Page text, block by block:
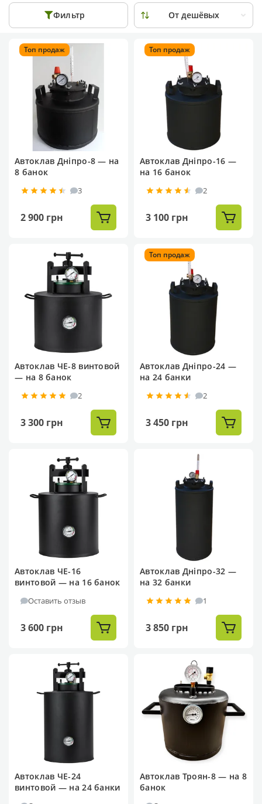
Фильтр
Топ продаж
Автоклав Дніпро-8 — на
8 банок
3
2 900 грн
Топ продаж
Автоклав Дніпро-16 —
на 16 банок
2
3 100 грн
Автоклав ЧЕ-8 винтовой
— на 8 банок
2
3 300 грн
Топ продаж
Автоклав Дніпро-24 —
на 24 банки
2
3 450 грн
Автоклав ЧЕ-16
винтовой — на 16 банок
Оставить отзыв
3 600 грн
Автоклав Дніпро-32 —
на 32 банки
1
3 850 грн
Автоклав ЧЕ-24
винтовой — на 24 банки
Автоклав Троян-8 — на 8
банок